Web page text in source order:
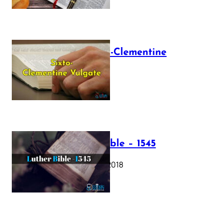
The Sixto-Clementine
Vulgate
July 12, 2025
Luther Bible – 1545
October 17, 2018